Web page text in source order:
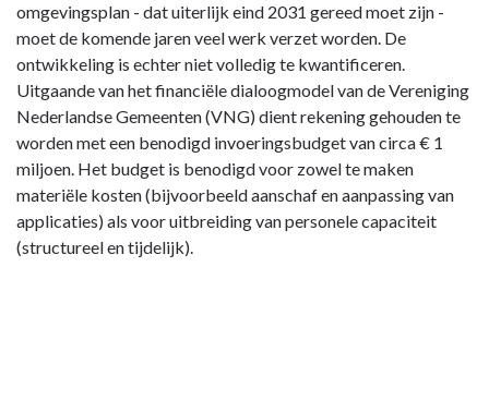
omgevingsplan - dat uiterlijk eind 2031 gereed moet zijn -
moet de komende jaren veel werk verzet worden. De
ontwikkeling is echter niet volledig te kwantificeren.
Uitgaande van het financiële dialoogmodel van de Vereniging
Nederlandse Gemeenten (VNG) dient rekening gehouden te
worden met een benodigd invoeringsbudget van circa € 1
miljoen. Het budget is benodigd voor zowel te maken
materiële kosten (bijvoorbeeld aanschaf en aanpassing van
applicaties) als voor uitbreiding van personele capaciteit
(structureel en tijdelijk).